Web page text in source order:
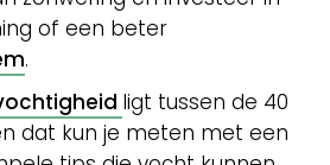
of een beter
.
ligt tussen de 40
dat kun je meten met een